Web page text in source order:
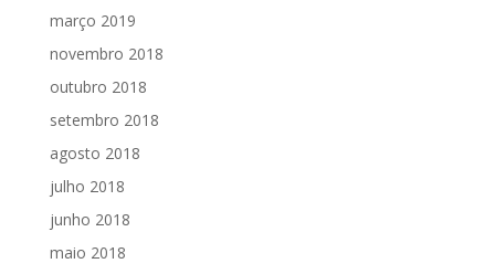
março 2019
novembro 2018
outubro 2018
setembro 2018
agosto 2018
julho 2018
junho 2018
maio 2018